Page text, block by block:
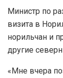
Министр по
визита в
норильчан и
другие
«Мне вчера